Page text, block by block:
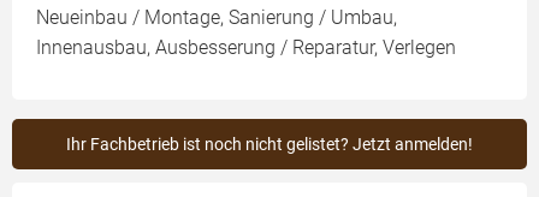
Neueinbau / Montage, Sanierung / Umbau,
Innenausbau, Ausbesserung / Reparatur, Verlegen
Ihr Fachbetrieb ist noch nicht gelistet? Jetzt anmelden!